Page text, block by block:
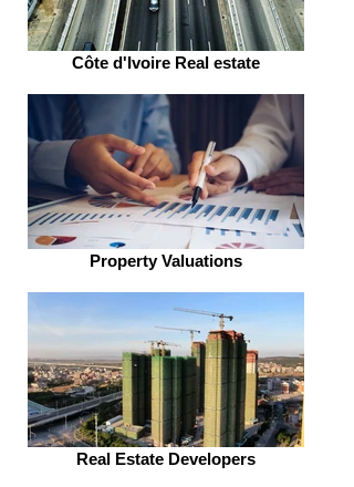
Côte d'Ivoire Real estate
Property Valuations
Real Estate Developers